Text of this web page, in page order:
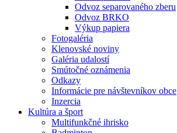
Odvoz separovaného zberu
Odvoz BRKO
Výkup papiera
Fotogaléria
Klenovské noviny
Galéria udalostí
Smútočné oznámenia
Odkazy
Informácie pre návštevníkov obce
Inzercia
Kultúra a šport
Multifunkčné ihrisko